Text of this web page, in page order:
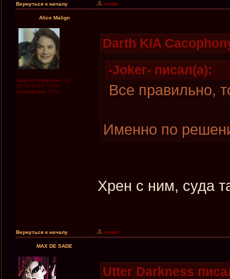
Вернуться к началу
Alice Malign
Зарегистрирован: Ср
20.09.2006, 07:38
Сообщения: 6781
Darth KIA
-Joker- писал(а):
Все правильно,
Именно по
Хрен с ним, суда
Вернуться к началу
MAX DE SADE
Utter Darkness